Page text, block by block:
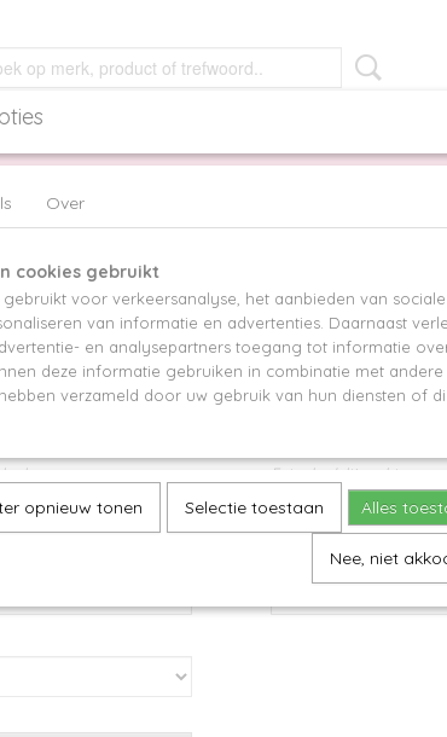
GOLD
ARMBANDJE WHITE/GOLD
Kleur kraaltjes
Extra bedeltje achter
Over
cookies gebruikt
voor verkeersanalyse, het aanbieden van sociale
van informatie en advertenties. Daarnaast
en analysepartners toegang tot informatie
deze informatie gebruiken in combinatie met andere
verzameld door uw gebruik van hun diensten of
opnieuw tonen Selectie toestaan Alles
Nee, niet